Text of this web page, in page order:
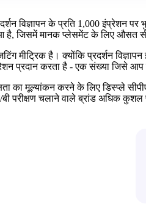
विज्ञापन के प्रति 1,000 इंप्रेशन
है, जिसमें मानक प्लेसमेंट के लिए औसत
मीट्रिक है। क्योंकि प्रदर्शन
प्रदान करता है - एक संख्या जिसे
का मूल्यांकन करने के लिए डिस्प्ले
परीक्षण चलाने वाले ब्रांड अधिक